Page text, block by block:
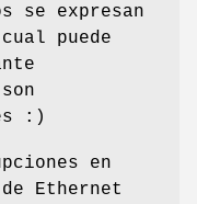
se expresan
puede
:)
en
Ethernet